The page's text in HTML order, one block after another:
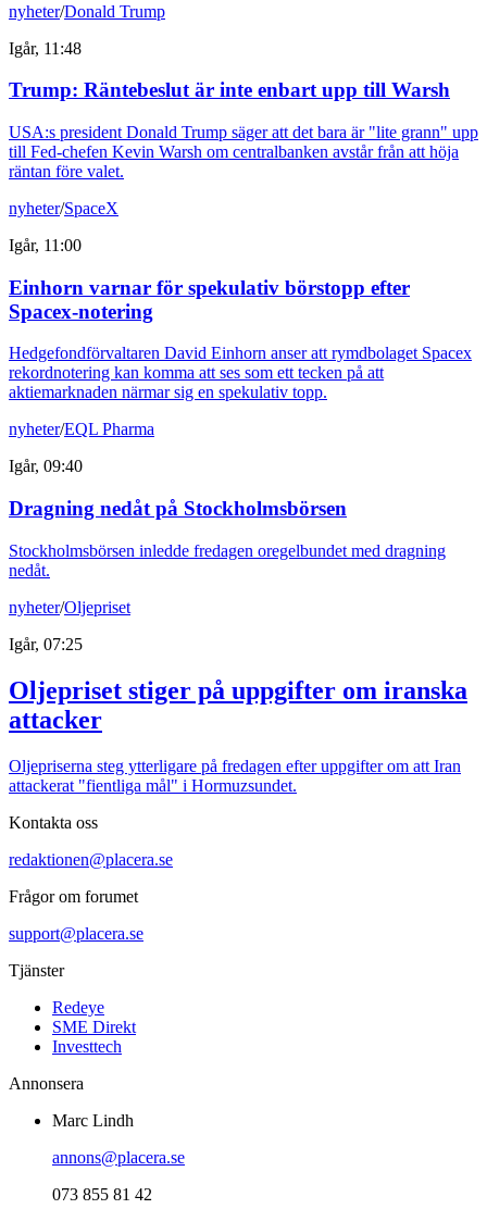
nyheter/Donald Trump
Igår, 11:48
Trump: Räntebeslut är inte enbart upp till Warsh
USA:s president Donald Trump säger att det bara är "lite grann" upp
till Fed-chefen Kevin Warsh om centralbanken avstår från att höja
räntan före valet.
nyheter/SpaceX
Igår, 11:00
Einhorn varnar för spekulativ börstopp efter
Spacex-notering
Hedgefondförvaltaren David Einhorn anser att rymdbolaget Spacex
rekordnotering kan komma att ses som ett tecken på att
aktiemarknaden närmar sig en spekulativ topp.
nyheter/EQL Pharma
Igår, 09:40
Dragning nedåt på Stockholmsbörsen
Stockholmsbörsen inledde fredagen oregelbundet med dragning
nedåt.
nyheter/Oljepriset
Igår, 07:25
Oljepriset stiger på uppgifter om iranska
attacker
Oljepriserna steg ytterligare på fredagen efter uppgifter om att Iran
attackerat "fientliga mål" i Hormuzsundet.
Kontakta oss
redaktionen@placera.se
Frågor om forumet
support@placera.se
Tjänster
Redeye
SME Direkt
Investtech
Annonsera
Marc Lindh
annons@placera.se
073 855 81 42